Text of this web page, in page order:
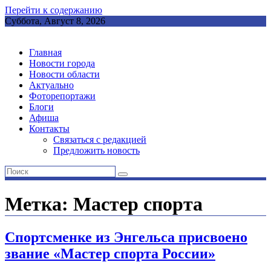
Перейти к содержанию
Суббота, Август 8, 2026
Главная
Новости города
Новости области
Актуально
Фоторепортажи
Блоги
Афиша
Контакты
Связаться с редакцией
Предложить новость
Метка: Мастер спорта
Спортсменке из Энгельса присвоено
звание «Мастер спорта России»